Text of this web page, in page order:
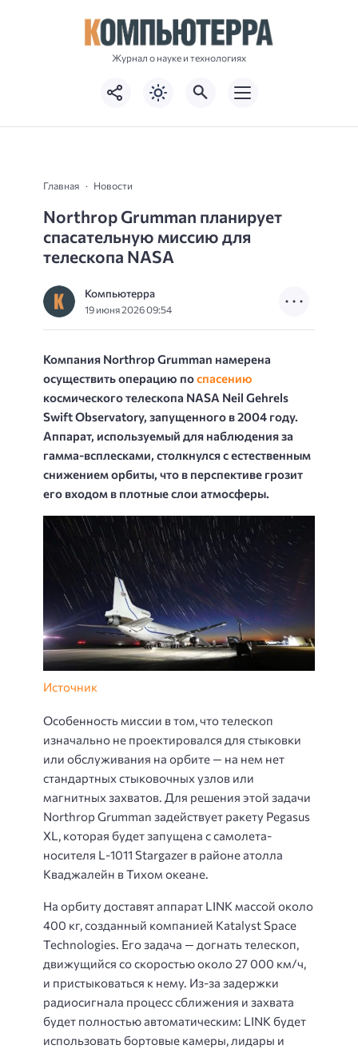
Журнал о науке и технологиях
Главная Новости
Northrop Grumman планирует
спасательную миссию для
телескопа NASA
Компьютерра
19 июня 2026 09:54
Компания Northrop Grumman намерена
осуществить операцию поспасению
космического телескопа NASA Neil Gehrels
Swift Observatory, запущенного в 2004 году.
Аппарат, используемый для наблюдения за
гамма-всплесками, столкнулся с естественным
снижением орбиты, что в перспективе грозит
его входом в плотные слои атмосферы.
Источник
Особенность миссии в том, что телескоп
изначально не проектировался для стыковки
или обслуживания на орбите — на нем нет
стандартных стыковочных узлов или
магнитных захватов. Для решения этой задачи
Northrop Grumman задействует ракету Pegasus
XL, которая будет запущена с самолета-
носителя L-1011 Stargazer в районе атолла
Кваджалейн в Тихом океане.
На орбиту доставят аппарат LINK массой около
400 кг, созданный компанией Katalyst Space
Technologies. Его задача — догнать телескоп,
движущийся со скоростью около 27 000 км/ч,
и пристыковаться к нему. Из-за задержки
радиосигнала процесс сближения и захвата
будет полностью автоматическим: LINK будет
использовать бортовые камеры, лидары и